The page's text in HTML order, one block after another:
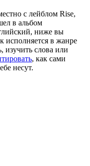
с лейблом Rise,
в альбом
ниже вы
исполняется в жанре
изучить слова или
, как сами
несут.